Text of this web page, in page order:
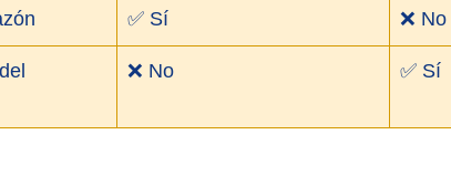
✅ Sí ❌ No
❌ No ✅ Sí